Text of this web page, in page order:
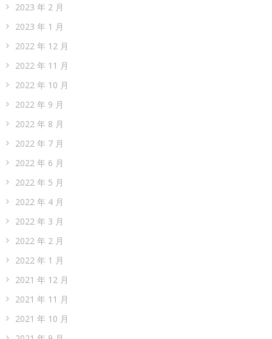
2023 年 2 月
2023 年 1 月
2022 年 12 月
2022 年 11 月
2022 年 10 月
2022 年 9 月
2022 年 8 月
2022 年 7 月
2022 年 6 月
2022 年 5 月
2022 年 4 月
2022 年 3 月
2022 年 2 月
2022 年 1 月
2021 年 12 月
2021 年 11 月
2021 年 10 月